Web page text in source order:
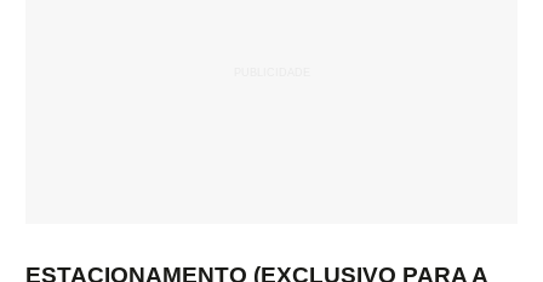
ESTACIONAMENTO (EXCLUSIVO PARA A